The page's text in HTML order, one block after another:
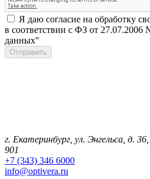
Я даю согласие на обработку
в соответствии с ФЗ от
данных"
г. Екатеринбург, ул. Энгельса, д.
901
+7 (343) 346 6000
info@optivera.ru